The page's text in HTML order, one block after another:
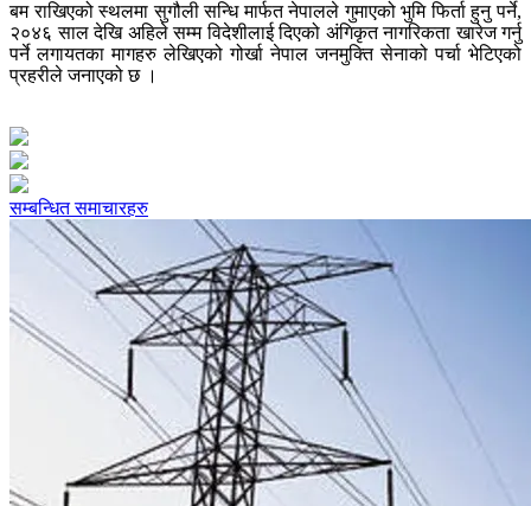
बम राखिएको स्थलमा सुगौली सन्धि मार्फत नेपालले गुमाएको भुमि फिर्ता हुनु पर्ने,
२०४६ साल देखि अहिले सम्म विदेशीलाई दिएको अंगिकृत नागरिकता खारेज गर्नु
पर्ने लगायतका मागहरु लेखिएको गोर्खा नेपाल जनमुक्ति सेनाको पर्चा भेटिएको
प्रहरीले जनाएको छ ।
सम्बन्धित समाचारहरु